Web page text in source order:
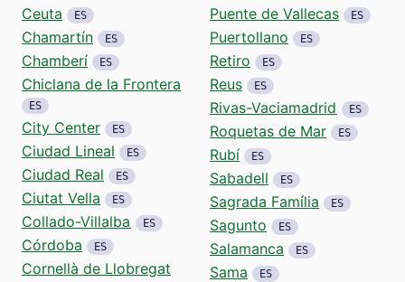
Ceuta ES
Chamartín ES
Chamberí ES
Chiclana de la Frontera
ES
City Center ES
Ciudad Lineal ES
Ciudad Real ES
Ciutat Vella ES
Collado-Villalba ES
Córdoba ES
Cornellà de Llobregat
Puente de Vallecas ES
Puertollano ES
Retiro ES
Reus ES
Rivas-Vaciamadrid ES
Roquetas de Mar ES
Rubí ES
Sabadell ES
Sagrada Família ES
Sagunto ES
Salamanca ES
Sama ES